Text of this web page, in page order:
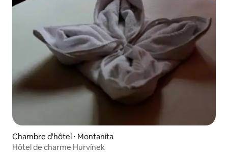
Chambre d'hôtel ⋅ Montanita
Hôtel de charme Hurvínek